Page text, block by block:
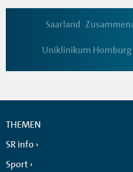
Saarland
Uniklinikum Homburg
THEMEN
SR info
Sport